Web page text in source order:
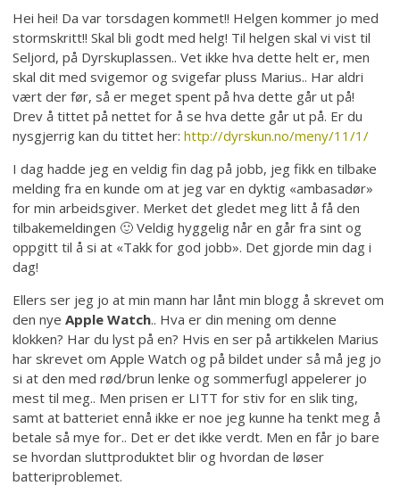
Hei hei! Da var torsdagen kommet!! Helgen kommer jo med
stormskritt!! Skal bli godt med helg! Til helgen skal vi vist til
Seljord, på Dyrskuplassen.. Vet ikke hva dette helt er, men
skal dit med svigemor og svigefar pluss Marius.. Har aldri
vært der før, så er meget spent på hva dette går ut på!
Drev å tittet på nettet for å se hva dette går ut på. Er du
nysgjerrig kan du tittet her:http://dyrskun.no/meny/11/1/
I dag hadde jeg en veldig fin dag på jobb, jeg fikk en tilbake
melding fra en kunde om at jeg var en dyktig «ambasadør»
for min arbeidsgiver. Merket det gledet meg litt å få den
tilbakemeldingen 🙂 Veldig hyggelig når en går fra sint og
oppgitt til å si at «Takk for god jobb». Det gjorde min dag i
dag!
Ellers ser jeg jo at min mann har lånt min blogg å skrevet om
den nye Apple Watch.. Hva er din mening om denne
klokken? Har du lyst på en? Hvis en ser på artikkelen Marius
har skrevet om Apple Watch og på bildet under så må jeg jo
si at den med rød/brun lenke og sommerfugl appelerer jo
mest til meg.. Men prisen er LITT for stiv for en slik ting,
samt at batteriet ennå ikke er noe jeg kunne ha tenkt meg å
betale så mye for.. Det er det ikke verdt. Men en får jo bare
se hvordan sluttproduktet blir og hvordan de løser
batteriproblemet.